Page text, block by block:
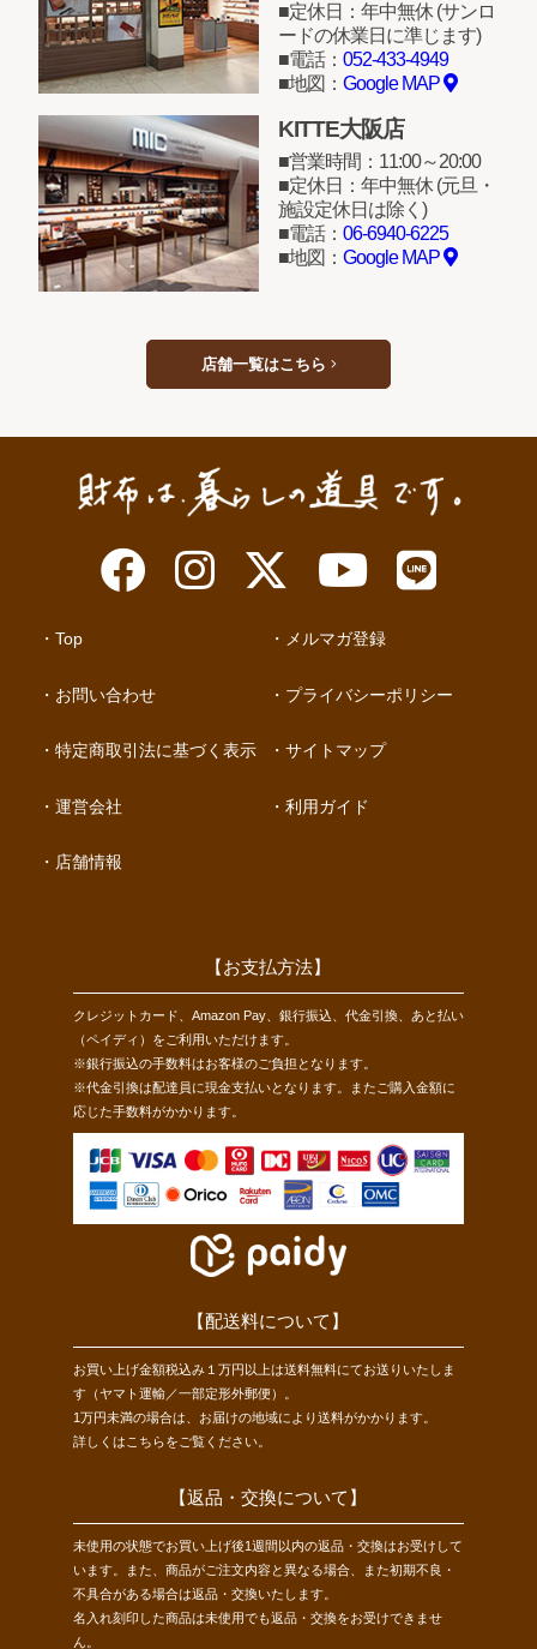
定休日：年中無休 (サンロ
ードの休業日に準じます)
電話： 052-433-4949
地図： Google MAP
KITTE大阪店
営業時間：11:00～20:00
定休日：年中無休 (元旦・
施設定休日は除く)
電話： 06-6940-6225
地図： Google MAP
店舗一覧はこちら
Top
お問い合わせ
特定商取引法に基づく表示
運営会社
店舗情報
メルマガ登録
プライバシーポリシー
サイトマップ
利用ガイド
【お支払方法】
クレジットカード、Amazon Pay、銀行振込、代金引換、あと払い
（ペイディ）をご利用いただけます。
※銀行振込の手数料はお客様のご負担となります。
※代金引換は配達員に現金支払いとなります。またご購入金額に
応じた手数料がかかります。
【配送料について】
お買い上げ金額税込み１万円以上は送料無料にてお送りいたしま
す（ヤマト運輸／一部定形外郵便）。
1万円未満の場合は、お届けの地域により送料がかかります。
詳しくは こちらをご覧ください。
【返品・交換について】
未使用の状態でお買い上げ後1週間以内の返品・交換はお受けして
います。また、商品がご注文内容と異なる場合、また初期不良・
不具合がある場合は返品・交換いたします。
名入れ刻印した商品は未使用でも返品・交換をお受けできませ
ん。